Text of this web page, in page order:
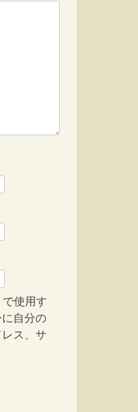
使用す
自分の
ス、サ